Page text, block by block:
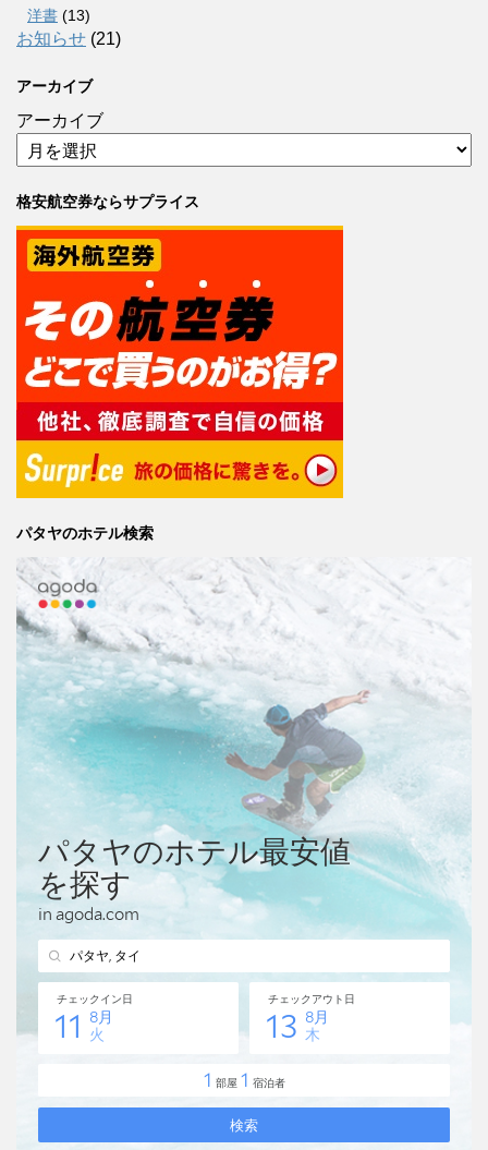
洋書 (13)
お知らせ (21)
アーカイブ
アーカイブ
格安航空券ならサプライス
パタヤのホテル検索